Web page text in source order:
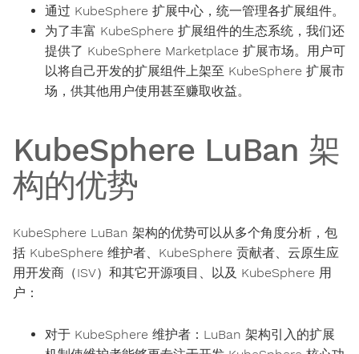
通过 KubeSphere 扩展中心，统一管理各扩展组件。
为了丰富 KubeSphere 扩展组件的生态系统，我们还
提供了 KubeSphere Marketplace 扩展市场。用户可
以将自己开发的扩展组件上架至 KubeSphere 扩展市
场，供其他用户使用甚至赚取收益。
KubeSphere LuBan 架
构的优势
KubeSphere LuBan 架构的优势可以从多个角度分析，包
括 KubeSphere 维护者、KubeSphere 贡献者、云原生应
用开发商（ISV）和其它开源项目、以及 KubeSphere 用
户：
对于 KubeSphere 维护者：LuBan 架构引入的扩展